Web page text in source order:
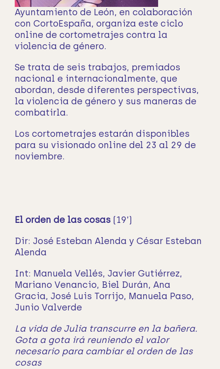
Ayuntamiento de León, en colaboración
con CortoEspaña, organiza este ciclo
online de cortometrajes contra la
violencia de género.
Se trata de seis trabajos, premiados
nacional e internacionalmente, que
abordan, desde diferentes perspectivas,
la violencia de género y sus maneras de
combatirla.
Los cortometrajes estarán disponibles
para su visionado online del 23 al 29 de
noviembre.
El orden de las cosas (19’)
Dir: José Esteban Alenda y César Esteban
Alenda
Int: Manuela Vellés, Javier Gutiérrez,
Mariano Venancio, Biel Durán, Ana
Gracia, José Luis Torrijo, Manuela Paso,
Junio Valverde
La vida de Julia transcurre en la bañera.
Gota a gota irá reuniendo el valor
necesario para cambiar el orden de las
cosas